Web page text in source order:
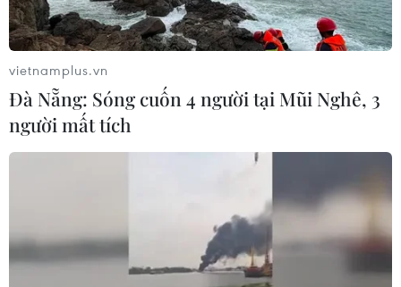
vietnamplus.vn
Đà Nẵng: Sóng cuốn 4 người tại Mũi Nghê, 3
người mất tích